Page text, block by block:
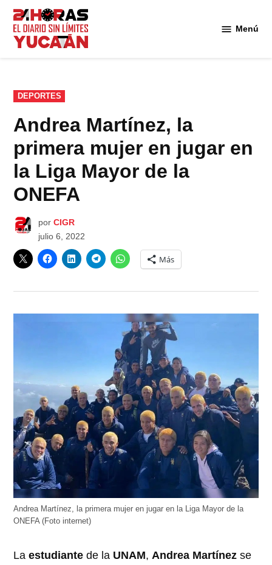
Saltar
contenido
Menú
PUBLICADO
EN
DEPORTES
Andrea Martínez, la
primera mujer en jugar en
la Liga Mayor de la
ONEFA
por CIGR
julio 6, 2022
Más
Andrea Martínez, la primera mujer en jugar en la Liga Mayor de la
ONEFA (Foto internet)
Laestudiante de la UNAM, Andrea Martínez se